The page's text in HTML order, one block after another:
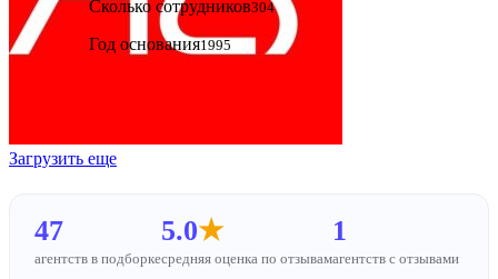
Сколько сотрудников304
Год основания1995
Загрузить еще
47
агентств в подборке
5.0★
средняя оценка по отзывам
1
агентств с отзывами